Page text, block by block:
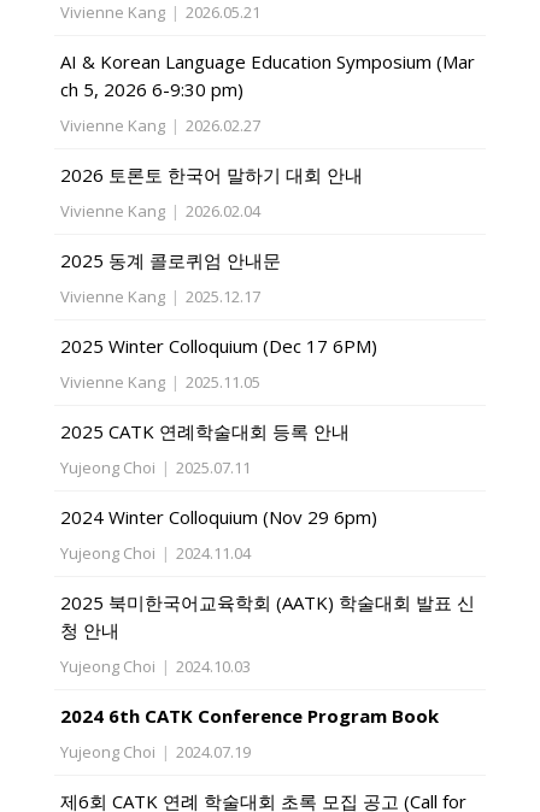
Vivienne Kang | 2026.05.21
AI & Korean Language Education Symposium (Mar
ch 5, 2026 6-9:30 pm)
Vivienne Kang | 2026.02.27
2026 토론토 한국어 말하기 대회 안내
Vivienne Kang | 2026.02.04
2025 동계 콜로퀴엄 안내문
Vivienne Kang | 2025.12.17
2025 Winter Colloquium (Dec 17 6PM)
Vivienne Kang | 2025.11.05
2025 CATK 연례학술대회 등록 안내
Yujeong Choi | 2025.07.11
2024 Winter Colloquium (Nov 29 6pm)
Yujeong Choi | 2024.11.04
2025 북미한국어교육학회 (AATK) 학술대회 발표 신
청 안내
Yujeong Choi | 2024.10.03
2024 6th CATK Conference Program Book
Yujeong Choi | 2024.07.19
제6회 CATK 연례 학술대회 초록 모집 공고 (Call for